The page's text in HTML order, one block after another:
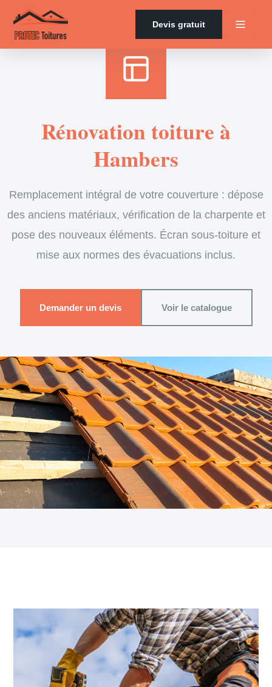
Devis gratuit
Rénovation toiture à
Hambers
Remplacement intégral de votre couverture : dépose
des anciens matériaux, vérification de la charpente et
pose des nouveaux éléments. Écran sous-toiture et
mise aux normes des évacuations inclus.
Demander un devis Voir le catalogue